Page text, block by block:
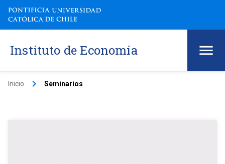
Instituto de Economía
Inicio keyboard_arrow_right Seminarios